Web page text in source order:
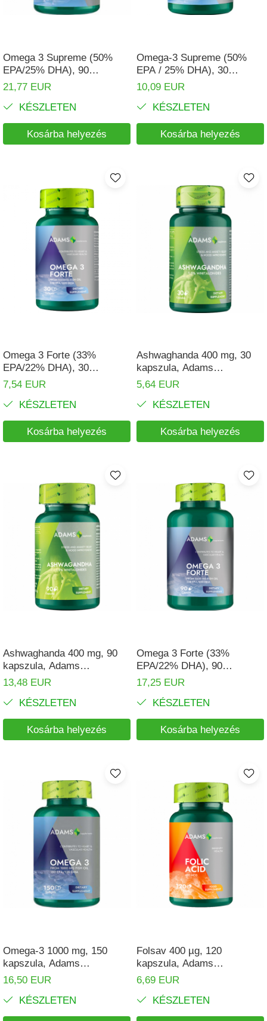
Egyéb
Kiegészítők
Shakerek
Flakonok
Sporttáskák
Fehérjeszeletek
Izomgörcsök
Keringési rendszer
Koleszterin
Könnyű emésztés
Memória
Máj- és epe
Májvédő
Méregtelenítés
Okulárok
Pajzsmirigy
Pattanások
Stressz
Szívbetegségek
Termékenység
Vesék
Ízületi problémák
Öregedésgátlás, szépség
Omega 3 Supreme (50%
EPA/25% DHA), 90
kapszula, Adams
Supplements
21,77 EUR
KÉSZLETEN
Kosárba helyezés
Omega-3 Supreme (50%
EPA / 25% DHA), 30
kapszula, Adams
Supplements
10,09 EUR
KÉSZLETEN
Kosárba helyezés
Omega 3 Forte (33%
EPA/22% DHA), 30
kapszula, Adams
Supplements
7,54 EUR
KÉSZLETEN
Kosárba helyezés
Ashwaghanda 400 mg, 30
kapszula, Adams
Supplements
5,64 EUR
KÉSZLETEN
Kosárba helyezés
Ashwaghanda 400 mg, 90
kapszula, Adams
Supplements
13,48 EUR
KÉSZLETEN
Kosárba helyezés
Omega 3 Forte (33%
EPA/22% DHA), 90
kapszula, Adams
Supplements
17,25 EUR
KÉSZLETEN
Kosárba helyezés
Omega-3 1000 mg, 150
kapszula, Adams
Supplements
16,50 EUR
KÉSZLETEN
Folsav 400 µg, 120
kapszula, Adams
Supplements
6,69 EUR
KÉSZLETEN